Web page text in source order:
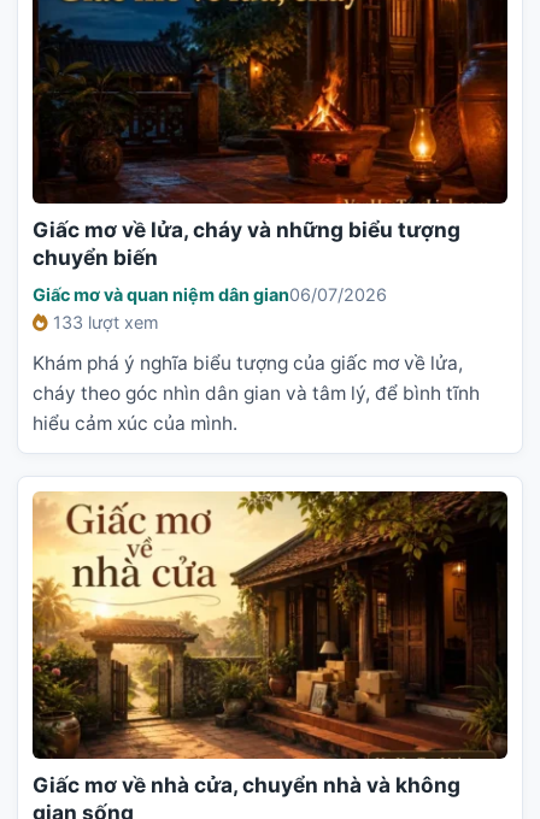
Giấc mơ về lửa, cháy và những biểu tượng
chuyển biến
Giấc mơ và quan niệm dân gian06/07/2026
133 lượt xem
Khám phá ý nghĩa biểu tượng của giấc mơ về lửa,
cháy theo góc nhìn dân gian và tâm lý, để bình tĩnh
hiểu cảm xúc của mình.
Giấc mơ về nhà cửa, chuyển nhà và không
gian sống